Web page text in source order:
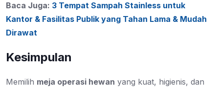
Baca Juga: 3 Tempat Sampah Stainless untuk
Kantor & Fasilitas Publik yang Tahan Lama & Mudah
Dirawat
Kesimpulan
Memilih meja operasi hewan yang kuat, higienis, dan